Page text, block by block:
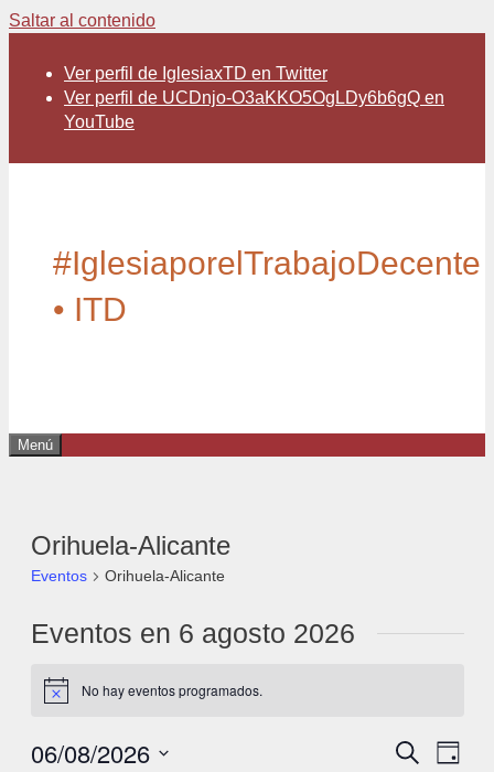
Saltar al contenido
Ver perfil de IglesiaxTD en Twitter
Ver perfil de UCDnjo-O3aKKO5OgLDy6b6gQ en
YouTube
#IglesiaporelTrabajoDecente
• ITD
Menú
Orihuela-Alicante
Eventos Orihuela-Alicante
Eventos en 6 agosto 2026
Aviso No hay eventos programados.
Buscar
Día
06/08/2026